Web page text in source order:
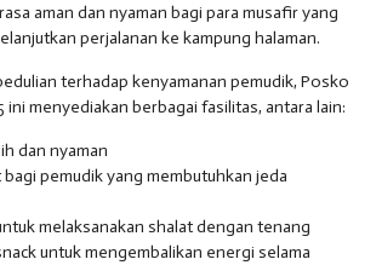
aman dan nyaman bagi para musafir yang
perjalanan ke kampung halaman.
terhadap kenyamanan pemudik, Posko
ini menyediakan berbagai fasilitas, antara lain:
dan nyaman
pemudik yang membutuhkan jeda
melaksanakan shalat dengan tenang
untuk mengembalikan energi selama